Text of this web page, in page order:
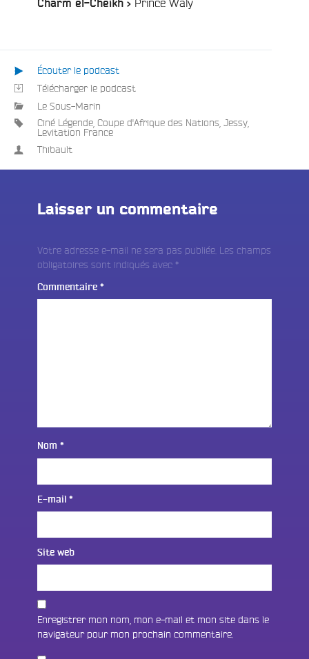
Playlist
Charm el-Cheikh > Prince Waly
Écouter le podcast
Télécharger le podcast
Le Sous-Marin
Ciné Légende Coupe d'Afrique des Nations Jessy
Levitation France
Thibault
Laisser un commentaire
Votre adresse e-mail ne sera pas publiée. Les champs
obligatoires sont indiqués avec *
Commentaire *
Nom *
E-mail *
Site web
Enregistrer mon nom, mon e-mail et mon site dans le
navigateur pour mon prochain commentaire.